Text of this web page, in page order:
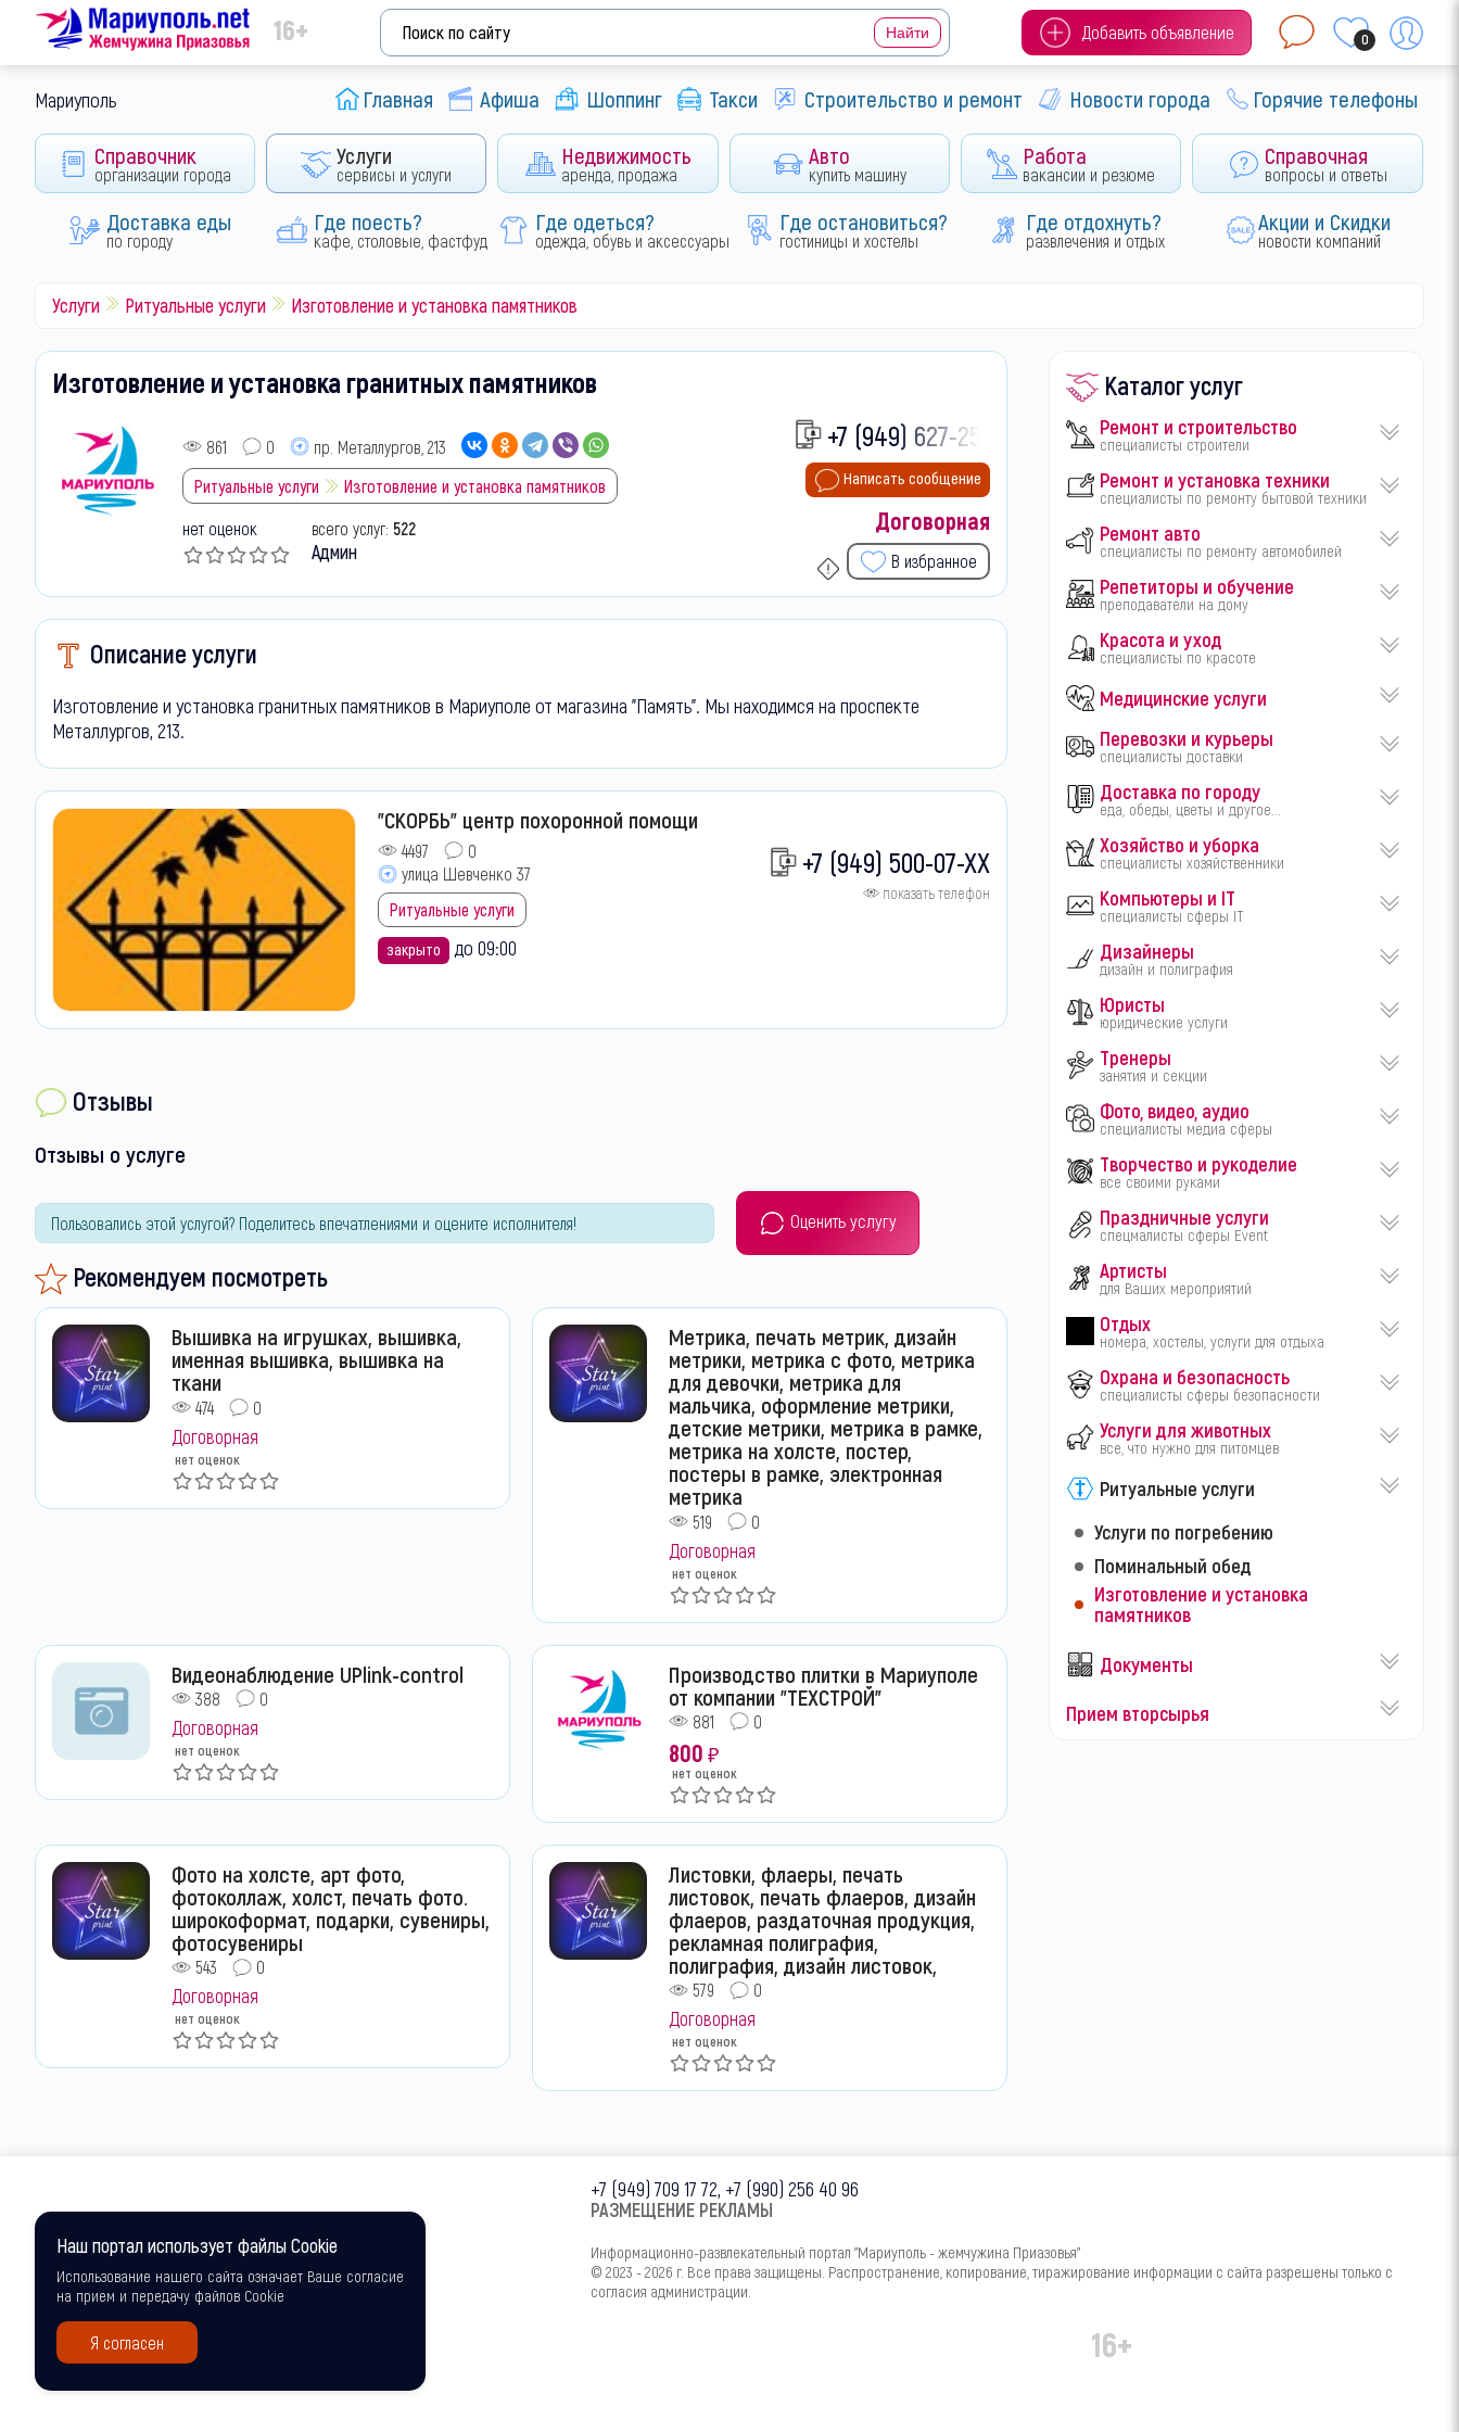
16+ Добавить объявление 0
Мариуполь Главная Афиша Шоппинг Такси Строительство и ремонт Новости города Горячие телефоны
Справочник
организации города
Услуги
сервисы и услуги
Недвижимость
аренда, продажа
Авто
купить машину
Работа
вакансии и резюме
Справочная
вопросы и ответы
Доставка еды
по городу
Где поесть?
кафе, столовые, фастфуд
Где одеться?
одежда, обувь и аксессуары
Где остановиться?
гостиницы и хостелы
Где отдохнуть?
развлечения и отдых
Акции и Скидки
новости компаний
Услуги Ритуальные услуги Изготовление и установка памятников
Изготовление и установка гранитных памятников
861 0
пр. Металлургов, 213
Ритуальные услуги
Изготовление и установка памятников
нет оценок всего услуг: 522
Админ
+7 (949) 627-25-
Написать сообщение
Договорная
В избранное
Описание услуги
Изготовление и установка гранитных памятников в Мариуполе от магазина "Память". Мы находимся на проспекте
Металлургов, 213.
"СКОРБЬ" центр похоронной помощи
4497
0
улица Шевченко 37
Ритуальные услуги
закрыто до 09:00
+7 (949) 500-07-XX
показать телефон
Отзывы
Отзывы о услуге
Пользовались этой услугой? Поделитесь впечатлениями и оцените исполнителя! Оценить услугу
Рекомендуем посмотреть
Вышивка на игрушках, вышивка,
именная вышивка, вышивка на
ткани
474 0
Договорная
нет оценок
Метрика, печать метрик, дизайн
метрики, метрика с фото, метрика
для девочки, метрика для
мальчика, оформление метрики,
детские метрики, метрика в рамке,
метрика на холсте, постер,
постеры в рамке, электронная
метрика
519 0
Договорная
нет оценок
Видеонаблюдение UPlink-control
388 0
Договорная
нет оценок
Производство плитки в Мариуполе
от компании "ТЕХСТРОЙ"
881 0
800 ₽
нет оценок
Фото на холсте, арт фото,
фотоколлаж, холст, печать фото.
широкоформат, подарки, сувениры,
фотосувениры
543 0
Договорная
нет оценок
Листовки, флаеры, печать
листовок, печать флаеров, дизайн
флаеров, раздаточная продукция,
рекламная полиграфия,
полиграфия, дизайн листовок,
579 0
Договорная
нет оценок
Каталог услуг
Ремонт и строительство
специалисты строители
Ремонт и установка техники
специалисты по ремонту бытовой техники
Ремонт авто
специалисты по ремонту автомобилей
Репетиторы и обучение
преподаватели на дому
Красота и уход
специалисты по красоте
Медицинские услуги
Перевозки и курьеры
специалисты доставки
Доставка по городу
еда, обеды, цветы и другое...
Хозяйство и уборка
специалисты хозяйственники
Компьютеры и IT
специалисты сферы IT
Дизайнеры
дизайн и полиграфия
Юристы
юридические услуги
Тренеры
занятия и секции
Фото, видео, аудио
специалисты медиа сферы
Творчество и рукоделие
все своими руками
Праздничные услуги
спецмалисты сферы Event
Артисты
для Ваших мероприятий
Отдых
номера, хостелы, услуги для отдыха
Охрана и безопасность
специалисты сферы безопасности
Услуги для животных
все, что нужно для питомцев
Ритуальные услуги
Услуги по погребению
Поминальный обед
Изготовление и установка
памятников
Документы
Прием вторсырья
+7 (949) 709 17 72, +7 (990) 256 40 96
РАЗМЕЩЕНИЕ РЕКЛАМЫ
Информационно-развлекательный портал "Мариуполь - жемчужина Приазовья"
© 2023 - 2026 г. Все права защищены. Распространение, копирование, тиражирование информации с сайта разрешены только с
согласия администрации.
16+
Наш портал использует файлы Cookie
Использование нашего сайта означает Ваше согласие
на прием и передачу файлов Cookie
Я согласен